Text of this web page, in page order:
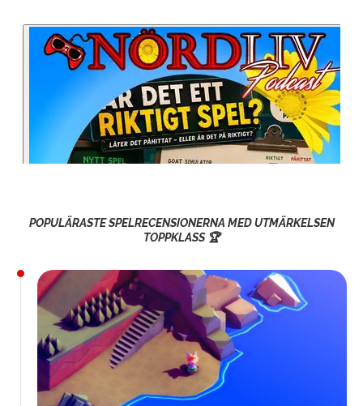
POPULÄRASTE SPELRECENSIONERNA MED UTMÄRKELSEN
TOPPKLASS 🏆